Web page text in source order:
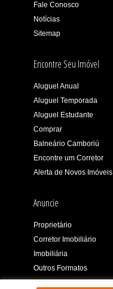
Fale Conosco
Notícias
Sitemap
Encontre Seu Imóvel
Aluguel Anual
Aluguel Temporada
Aluguel Estudante
Comprar
Balneário Camboriú
Encontre um Corretor
Alerta de Novos Imóveis
Anuncie
Proprietário
Corretor Imobiliário
Imobiliária
Outros Formatos